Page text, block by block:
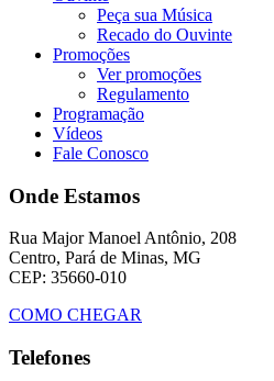
Peça sua Música
Recado do Ouvinte
Promoções
Ver promoções
Regulamento
Programação
Vídeos
Fale Conosco
Onde Estamos
Rua Major Manoel Antônio, 208
Centro, Pará de Minas, MG
CEP: 35660-010
COMO CHEGAR
Telefones